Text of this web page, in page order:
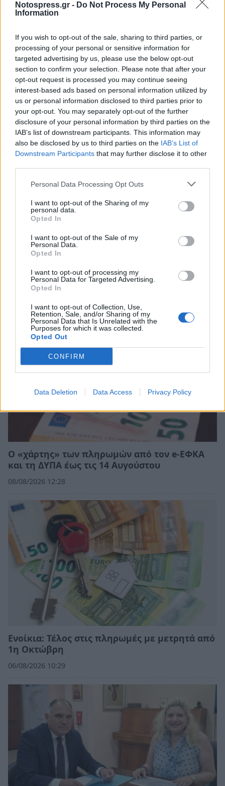
Notospress.gr - Do Not Process My Personal
Information
If you wish to opt-out of the sale, sharing to third parties, or
processing of your personal or sensitive information for
targeted advertising by us, please use the below opt-out
section to confirm your selection. Please note that after your
opt-out request is processed you may continue seeing
interest-based ads based on personal information utilized by
us or personal information disclosed to third parties prior to
your opt-out. You may separately opt-out of the further
disclosure of your personal information by third parties on the
IAB’s list of downstream participants. This information may
also be disclosed by us to third parties on the IAB’s List of
Downstream Participants that may further disclose it to other
Personal Data Processing Opt Outs
I want to opt-out of the Sharing of my
personal data.
Opted In
I want to opt-out of the Sale of my
Personal Data.
Opted In
I want to opt-out of processing my
Personal Data for Targeted Advertising.
Opted In
I want to opt-out of Collection, Use,
Retention, Sale, and/or Sharing of my
Personal Data that Is Unrelated with the
Purposes for which it was collected.
Opted Out
CONFIRM
Data Deletion Data Access Privacy Policy
Σχετικά Άρθρα
Ο «χάρτης» των πληρωμών από τον e-ΕΦΚΑ
και τη ΔΥΠΑ έως τις 14 Αυγούστου
08/08/2026 12:28
Ενοίκια: Τέλος στις πληρωμές με μετρητά από
1η Οκτώβρη
06/08/2026 10:29